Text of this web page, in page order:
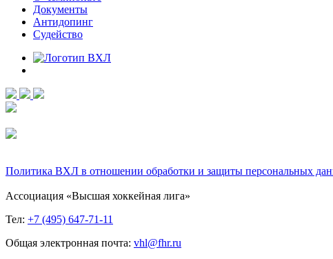
Документы
Антидопинг
Судейство
Политика ВХЛ в отношении обработки и защиты персональных
Ассоциация «Высшая хоккейная лига»
Тел: +7 (495) 647-71-11
Общая электронная почта: vhl@fhr.ru